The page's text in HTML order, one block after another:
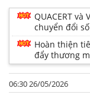
QUACERT
chuyển đổi
Hoàn thiện
đẩy thương
06:30 26/05/2026